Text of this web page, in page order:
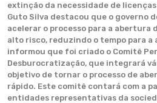
extinção da necessidade de
Guto Silva destacou que o governo
acelerar o processo para a abertura
alto risco, reduzindo o tempo para a
informou que foi criado o Comitê
Desburocratização, que integrará
objetivo de tornar o processo de
rápido. Este comitê contará com a
entidades representativas da